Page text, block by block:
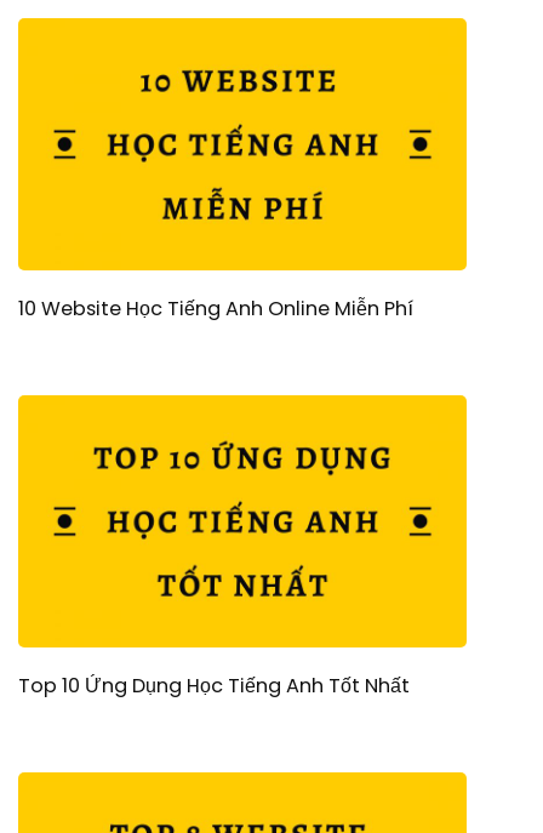
10 Website Học Tiếng Anh Online Miễn Phí
Top 10 Ứng Dụng Học Tiếng Anh Tốt Nhất